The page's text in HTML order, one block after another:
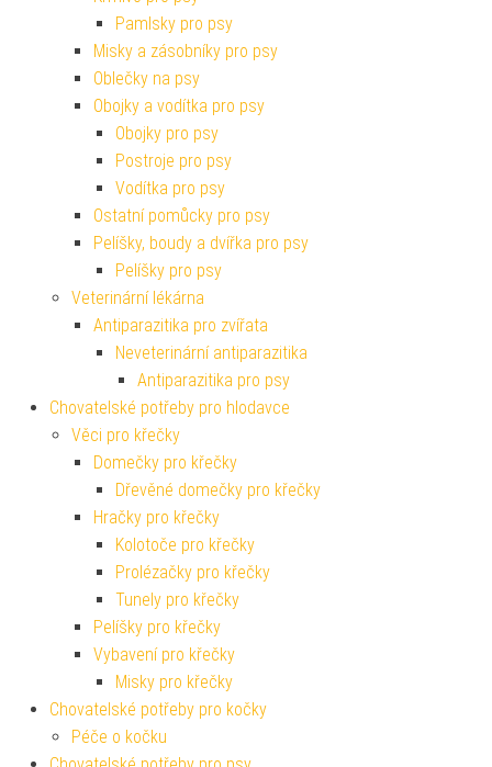
Pamlsky pro psy
Misky a zásobníky pro psy
Oblečky na psy
Obojky a vodítka pro psy
Obojky pro psy
Postroje pro psy
Vodítka pro psy
Ostatní pomůcky pro psy
Pelíšky, boudy a dvířka pro psy
Pelíšky pro psy
Veterinární lékárna
Antiparazitika pro zvířata
Neveterinární antiparazitika
Antiparazitika pro psy
Chovatelské potřeby pro hlodavce
Věci pro křečky
Domečky pro křečky
Dřevěné domečky pro křečky
Hračky pro křečky
Kolotoče pro křečky
Prolézačky pro křečky
Tunely pro křečky
Pelíšky pro křečky
Vybavení pro křečky
Misky pro křečky
Chovatelské potřeby pro kočky
Péče o kočku